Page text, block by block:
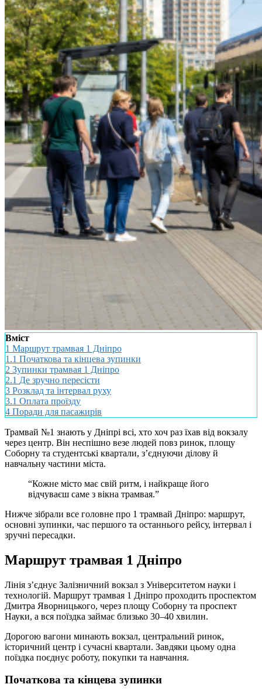
Вміст
1 Маршрут трамвая 1 Дніпро
1.1 Початкова та кінцева зупинки
2 Зупинки трамвая 1 Дніпро
2.1 Де зручно пересісти
3 Розклад та інтервал руху
3.1 Оплата проїзду
4 Поради для пасажирів
Трамвай №1 знають у Дніпрі всі, хто хоч раз їхав від вокзалу
через центр. Він неспішно везе людей повз ринок, площу
Соборну та студентські квартали, з’єднуючи ділову й
навчальну частини міста.
“Кожне місто має свій ритм, і найкраще його
відчуваєш саме з вікна трамвая.”
Нижче зібрали все головне про 1 трамвай Дніпро: маршрут,
основні зупинки, час першого та останнього рейсу, інтервал і
зручні пересадки.
Маршрут трамвая 1 Дніпро
Лінія з’єднує Залізничний вокзал з Університетом науки і
технологій. Маршрут трамвая 1 Дніпро проходить проспектом
Дмитра Яворницького, через площу Соборну та проспект
Науки, а вся поїздка займає близько 30‒40 хвилин.
Дорогою вагони минають вокзал, центральний ринок,
історичний центр і сучасні квартали. Завдяки цьому одна
поїздка поєднує роботу, покупки та навчання.
Початкова та кінцева зупинки